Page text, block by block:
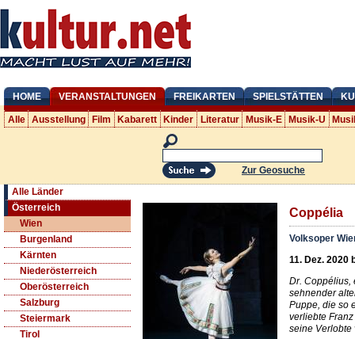
HOME VERANSTALTUNGEN FREIKARTEN SPIELSTÄTTEN
Alle Ausstellung Film Kabarett Kinder Literatur Musik-E Musik-U
Zur Geosuche
Alle Länder
Österreich
Wien
Burgenland
Kärnten
Niederösterreich
Oberösterreich
Salzburg
Steiermark
Tirol
Coppélia
Volksoper
11. Dez. 2020
Dr. Coppélius,
sehnender
Puppe, die so
verliebte
seine Verlobte